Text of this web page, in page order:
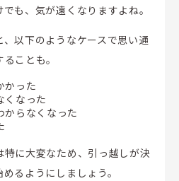
も、気が遠くなりますよね。
以下のようなケースで思い通
ことも。
かった
くなった
からなくなった
に大変なため、引っ越しが決
るようにしましょう。